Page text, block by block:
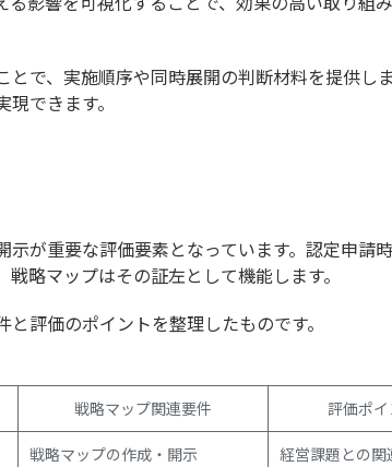
で、実施順序や同時展開の判断材料を提供し
できます。
が重要な評価要素となっています。認定申請
略マップはその証左として機能します。
評価のポイントを整理したものです。
戦略マップ関連要件 評価ポイ
戦略マップの作成・開示 経営課題との関